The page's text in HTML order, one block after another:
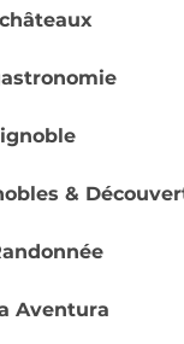
&
Aventura
Sur cette
parcourir de